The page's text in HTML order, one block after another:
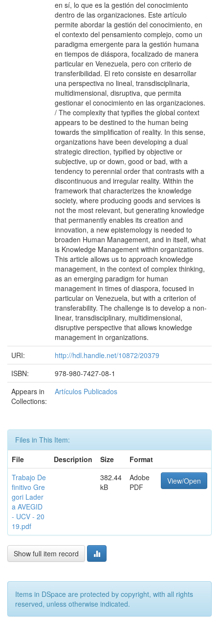
en sí, lo que es la gestión del conocimiento
dentro de las organizaciones. Este artículo
permite abordar la gestión del conocimiento, en
el contexto del pensamiento complejo, como un
paradigma emergente para la gestión humana
en tiempos de diáspora, focalizado de manera
particular en Venezuela, pero con criterio de
transferibilidad. El reto consiste en desarrollar
una perspectiva no lineal, transdisciplinaria,
multidimensional, disruptiva, que permita
gestionar el conocimiento en las organizaciones.
/ The complexity that typifies the global context
appears to be destined to the human being
towards the simplification of reality. In this sense,
organizations have been developing a dual
strategic direction, typified by objective or
subjective, up or down, good or bad, with a
tendency to perennial order that contrasts with a
discontinuous and irregular reality. Within the
framework that characterizes the knowledge
society, where producing goods and services is
not the most relevant, but generating knowledge
that permanently enables its creation and
innovation, a new epistemology is needed to
broaden Human Management, and in itself, what
is Knowledge Management within organizations.
This article allows us to approach knowledge
management, in the context of complex thinking,
as an emerging paradigm for human
management in times of diaspora, focused in
particular on Venezuela, but with a criterion of
transferability. The challenge is to develop a non-
linear, transdisciplinary, multidimensional,
disruptive perspective that allows knowledge
management in organizations.
URI:
http://hdl.handle.net/10872/20379
ISBN:
978-980-7427-08-1
Appears in
Collections:
Artículos Publicados
Files in This Item:
File
Description Size
Format
Trabajo De
finitivo Gre
gori Lader
a AVEGID
- UCV - 20
19.pdf
382.44
kB
Adobe
PDF
View/Open
Show full item record
Items in DSpace are protected by copyright, with all rights
reserved, unless otherwise indicated.